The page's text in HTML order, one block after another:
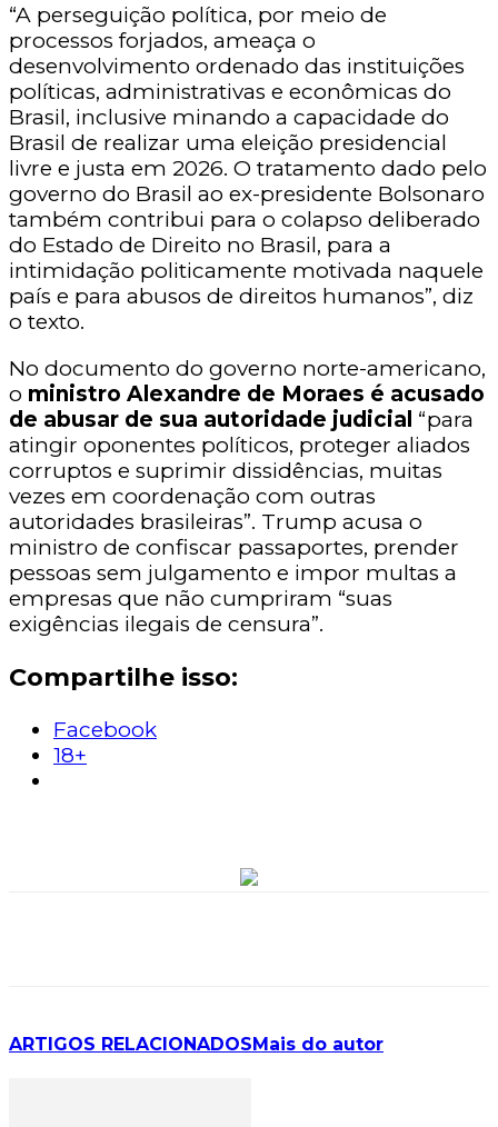
“A perseguição política, por meio de
processos forjados, ameaça o
desenvolvimento ordenado das instituições
políticas, administrativas e econômicas do
Brasil, inclusive minando a capacidade do
Brasil de realizar uma eleição presidencial
livre e justa em 2026. O tratamento dado pelo
governo do Brasil ao ex-presidente Bolsonaro
também contribui para o colapso deliberado
do Estado de Direito no Brasil, para a
intimidação politicamente motivada naquele
país e para abusos de direitos humanos”, diz
o texto.
No documento do governo norte-americano,
o ministro Alexandre de Moraes é acusado
de abusar de sua autoridade judicial “para
atingir oponentes políticos, proteger aliados
corruptos e suprimir dissidências, muitas
vezes em coordenação com outras
autoridades brasileiras”. Trump acusa o
ministro de confiscar passaportes, prender
pessoas sem julgamento e impor multas a
empresas que não cumpriram “suas
exigências ilegais de censura”.
Compartilhe isso:
Facebook
18+
ARTIGOS RELACIONADOS Mais do autor